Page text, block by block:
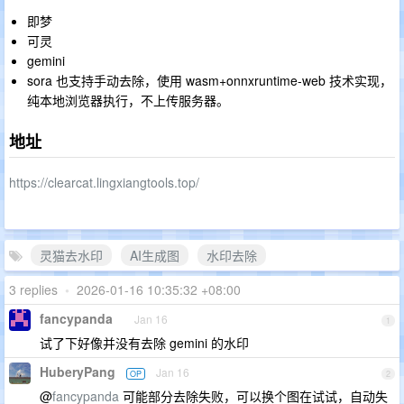
即梦
可灵
gemini
sora 也支持手动去除，使用 wasm+onnxruntime-web 技术实现，
纯本地浏览器执行，不上传服务器。
地址
https://clearcat.lingxiangtools.top/
灵猫去水印 AI生成图
水印去除
3 replies • 2026-01-16 10:35:32 +08:00
1
fancypanda Jan 16
试了下好像并没有去除 gemini 的水印
2
HuberyPang OP Jan 16
@fancypanda 可能部分去除失败，可以换个图在试试，自动失